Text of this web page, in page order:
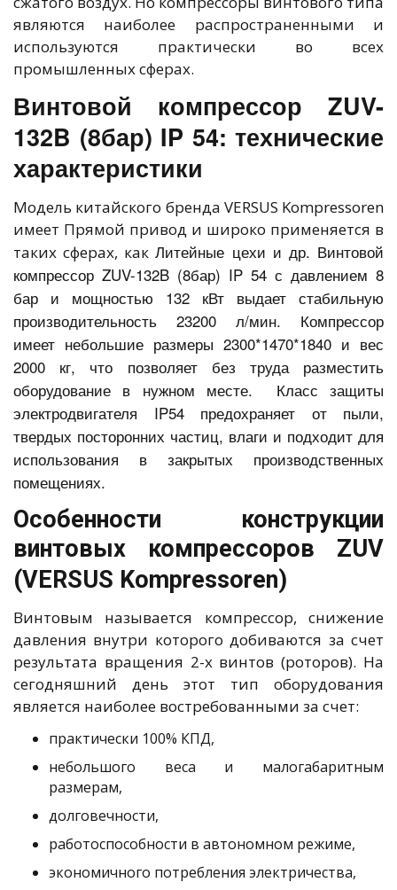
являются наиболее распространенными и
используются практически во всех
промышленных сферах.
Винтовой компрессор ZUV-
132B (8бар) IP 54: технические
характеристики
Модель китайского бренда VERSUS Kompressoren
имеет Прямой привод и широко применяется в
таких сферах, какЛитейные цехи и др. Винтовой
компрессор ZUV-132B (8бар) IP 54 с давлением 8
бар и мощностью 132 кВт выдает стабильную
производительность 23200 л/мин. Компрессор
имеет небольшие размеры 2300*1470*1840 и вес
2000 кг, что позволяет без труда разместить
оборудование в нужном месте. Класс защиты
электродвигателя IP54 предохраняет от пыли,
твердых посторонних частиц, влаги и подходит для
использования в закрытых производственных
помещениях.
Особенности конструкции
винтовых компрессоров ZUV
(VERSUS Kompressoren)
Винтовым называется компрессор, снижение
давления внутри которого добиваются за счет
результата вращения 2-х винтов (роторов). На
сегодняшний день этот тип оборудования
является наиболее востребованными за счет:
практически 100% КПД,
небольшого веса и малогабаритным
размерам,
долговечности,
работоспособности в автономном режиме,
экономичного потребления электричества,